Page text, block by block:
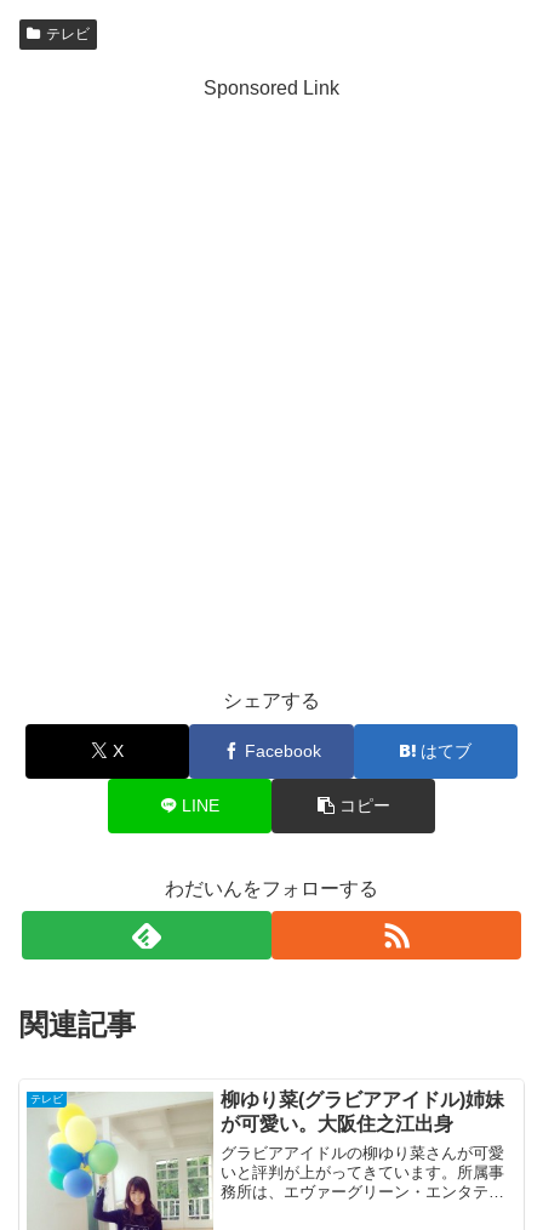
テレビ
Sponsored Link
シェアする
X Facebook はてブ
LINE コピー
わだいんをフォローする
関連記事
テレビ
柳ゆり菜(グラビアアイドル)姉妹
が可愛い。大阪住之江出身
グラビアアイドルの柳ゆり菜さんが可愛
いと評判が上がってきています。所属事
務所は、エヴァーグリーン・エンタテイ